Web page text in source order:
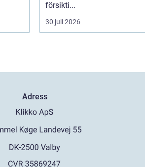
försikti...
30 juli 2026
Adress